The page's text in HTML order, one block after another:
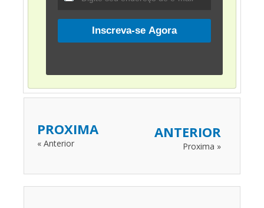
PROXIMA
« Anterior
ANTERIOR
Proxima »